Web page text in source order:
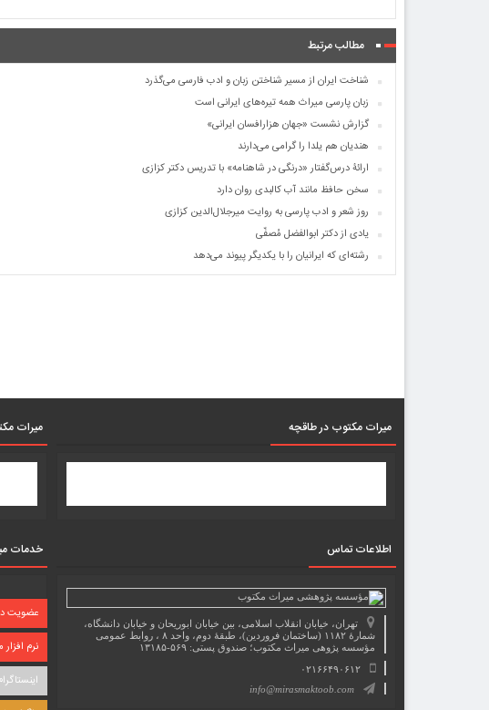
مطالب مرتبط
شناخت ایران از مسیر شناختن زبان و ادب فارسی می‌گذرد
زبان پارسی میراث همه تیره‌های ایرانی است
گزارش نشست «جهان هزارافسان ایرانی»
هندیان هم یلدا را گرامی می‌دارند
ارائۀ درس‌گفتار «درنگی در شاهنامه» با تدریس دکتر کزازی
سخن حافظ مانند آب کالبدی روان دارد
روز شعر و ادب پارسی به روایت میرجلال‌الدین کزازی
یادی از دکتر ابوالفضل مُصفّی
رشته‌ای که ایرانیان را با یکدیگر پیوند می‌دهد
میرات مکتوب در طاقچه
اطلاعات تماس
تهران، خیابان انقلاب اسلامی، بین خیابان ابوریحان و خیابان دانشگاه،
شمارۀ ۱۱۸۲ (ساختمان فروردین)، طبقۀ دوم، واحد ۸ ، روابط عمومی
مؤسسه پژوهی میراث مکتوب؛ صندوق پستی: ۵۶۹-۱۳۱۸۵
۰۲۱۶۶۴۹۰۶۱۲
info@mirasmaktoob.com
میرات
خدمات
عضویت
نرم